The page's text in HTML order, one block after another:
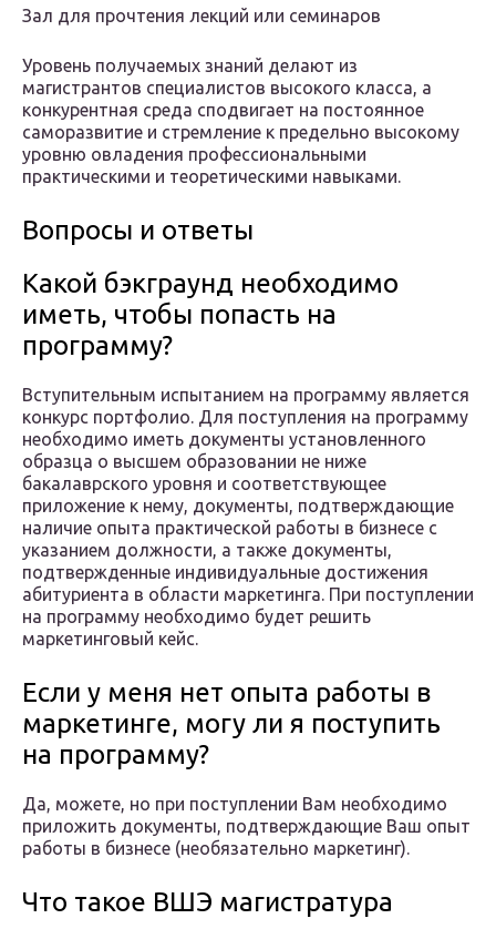
Зал для прочтения лекций или семинаров
Уровень получаемых знаний делают из
магистрантов специалистов высокого класса, а
конкурентная среда сподвигает на постоянное
саморазвитие и стремление к предельно высокому
уровню овладения профессиональными
практическими и теоретическими навыками.
Вопросы и ответы
Какой бэкграунд необходимо
иметь, чтобы попасть на
программу?
Вступительным испытанием на программу является
конкурс портфолио. Для поступления на программу
необходимо иметь документы установленного
образца о высшем образовании не ниже
бакалаврского уровня и соответствующее
приложение к нему, документы, подтверждающие
наличие опыта практической работы в бизнесе с
указанием должности, а также документы,
подтвержденные индивидуальные достижения
абитуриента в области маркетинга. При поступлении
на программу необходимо будет решить
маркетинговый кейс.
Если у меня нет опыта работы в
маркетинге, могу ли я поступить
на программу?
Да, можете, но при поступлении Вам необходимо
приложить документы, подтверждающие Ваш опыт
работы в бизнесе (необязательно маркетинг).
Что такое ВШЭ магистратура